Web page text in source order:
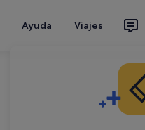
Ayuda Viajes